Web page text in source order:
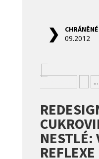
09.2012
...
NESTLÉ: